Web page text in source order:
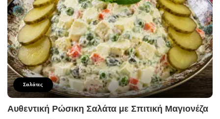
Σαλάτες
Αυθεντική Ρώσικη Σαλάτα με Σπιτική Μαγιονέζα